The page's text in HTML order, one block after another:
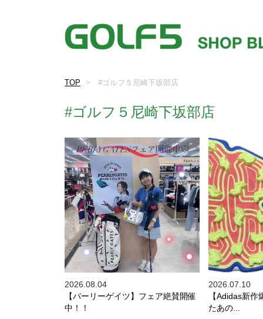
TOP #ゴルフ５尼崎下坂部店
#ゴルフ５尼崎下坂部店
2026.08.04
【パーリーゲイツ】フェア絶賛開催
中！！
2026.07.10
【Adidas新
たあの...